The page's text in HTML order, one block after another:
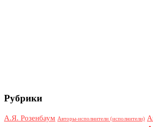
Рубрики
А.Я. Розенбаум Авторы-исполнители (исполнители)